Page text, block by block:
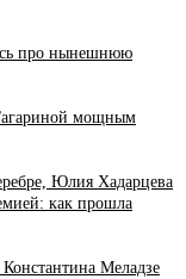
про нынешнюю
мощным
Юлия Хадарцева
как прошла
Меладзе